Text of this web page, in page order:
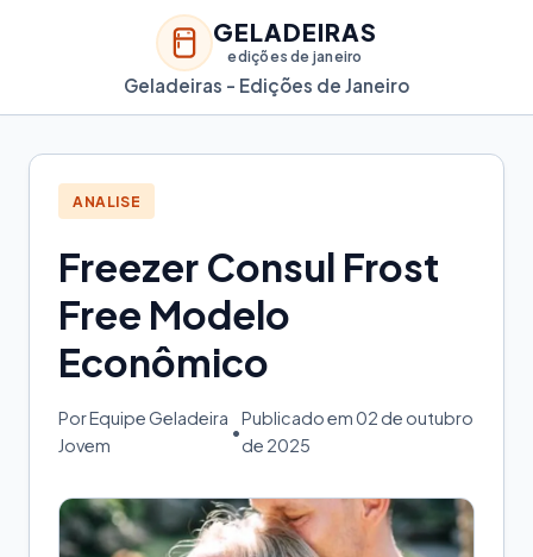
GELADEIRAS
edições de janeiro
Geladeiras - Edições de Janeiro
ANALISE
Freezer Consul Frost
Free Modelo
Econômico
Por Equipe Geladeira
Jovem
•
Publicado em 02 de outubro
de 2025